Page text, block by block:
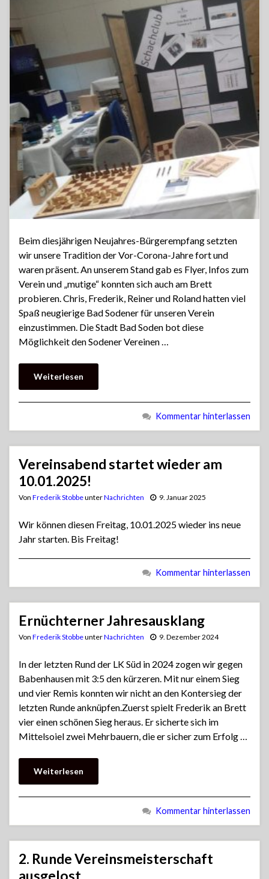
Beim diesjährigen Neujahres-Bürgerempfang setzten
wir unsere Tradition der Vor-Corona-Jahre fort und
waren präsent. An unserem Stand gab es Flyer, Infos zum
Verein und „mutige“ konnten sich auch am Brett
probieren. Chris, Frederik, Reiner und Roland hatten viel
Spaß neugierige Bad Sodener für unseren Verein
einzustimmen. Die Stadt Bad Soden bot diese
Möglichkeit den Sodener Vereinen …
Weiterlesen
Kommentar hinterlassen
Vereinsabend startet wieder am
10.01.2025!
Von Frederik StobbeunterNachrichten 9. Januar 2025
Wir können diesen Freitag, 10.01.2025 wieder ins neue
Jahr starten. Bis Freitag!
Kommentar hinterlassen
Ernüchterner Jahresausklang
Von Frederik StobbeunterNachrichten 9. Dezember 2024
In der letzten Rund der LK Süd in 2024 zogen wir gegen
Babenhausen mit 3:5 den kürzeren. Mit nur einem Sieg
und vier Remis konnten wir nicht an den Kontersieg der
letzten Runde anknüpfen.Zuerst spielt Frederik an Brett
vier einen schönen Sieg heraus. Er sicherte sich im
Mittelsoiel zwei Mehrbauern, die er sicher zum Erfolg …
Weiterlesen
Kommentar hinterlassen
2. Runde Vereinsmeisterschaft
ausgelost